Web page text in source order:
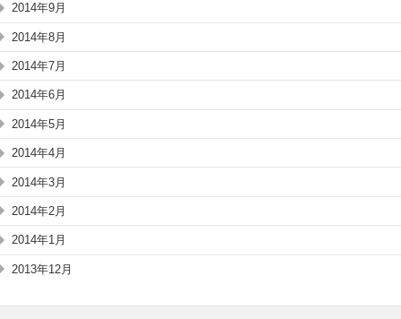
2014年9月
2014年8月
2014年7月
2014年6月
2014年5月
2014年4月
2014年3月
2014年2月
2014年1月
2013年12月